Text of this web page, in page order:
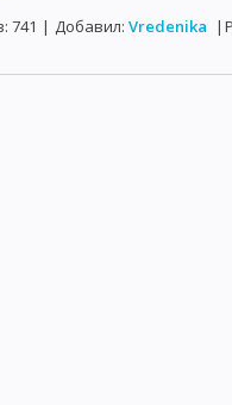
: 741 | Добавил: Vredenika |